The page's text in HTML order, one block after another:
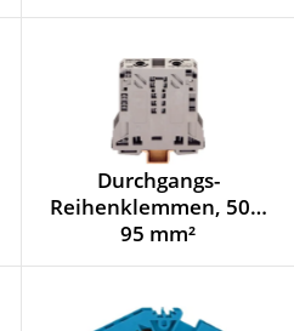
Durchgangs-
Reihenklemmen, 50…
95 mm²